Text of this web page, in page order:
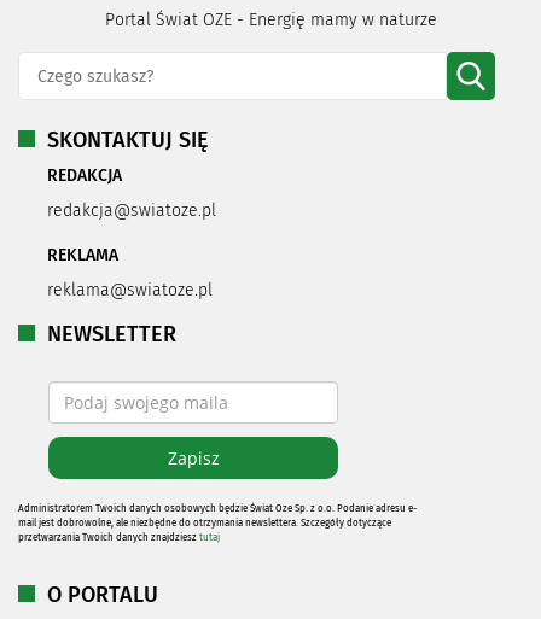
Portal Świat OZE - Energię mamy w naturze
SKONTAKTUJ SIĘ
REDAKCJA
redakcja@swiatoze.pl
REKLAMA
reklama@swiatoze.pl
NEWSLETTER
Administratorem Twoich danych osobowych będzie Świat Oze Sp. z o.o. Podanie adresu e-
mail jest dobrowolne, ale niezbędne do otrzymania newslettera. Szczegóły dotyczące
przetwarzania Twoich danych znajdziesz tutaj
O PORTALU